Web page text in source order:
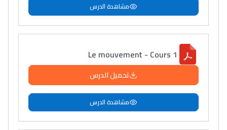
مشاهدة الدرس
Le mouvement - Cours 1
تحميل الدرس
مشاهدة الدرس